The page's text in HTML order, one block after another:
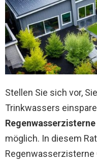
Stellen Sie sich vor,
Trinkwassers
möglich. In diesem
Regenwasserzisterne